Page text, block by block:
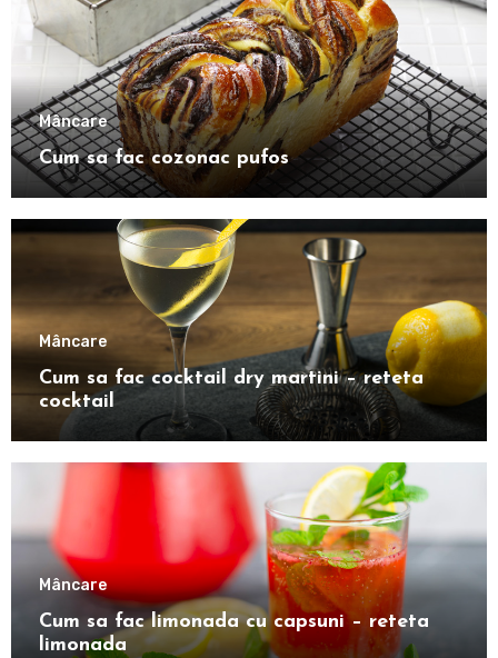
Mâncare
Cum sa fac cozonac pufos
Mâncare
Cum sa fac cocktail dry martini – reteta
cocktail
Mâncare
Cum sa fac limonada cu capsuni – reteta
limonada